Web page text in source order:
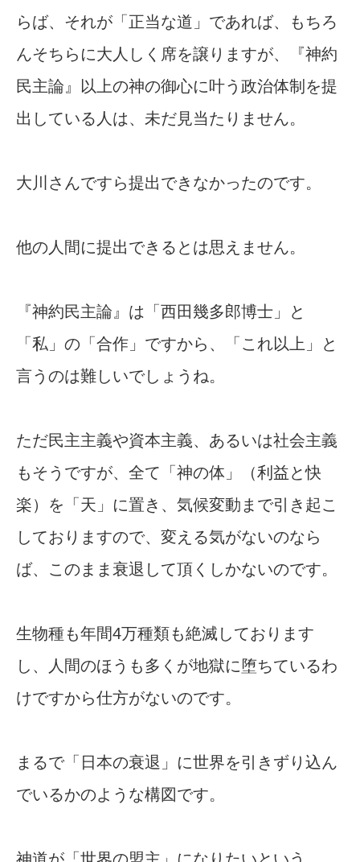
らば、それが「正当な道」であれば、もちろ
んそちらに大人しく席を譲りますが、『神約
民主論』以上の神の御心に叶う政治体制を提
出している人は、未だ見当たりません。
大川さんですら提出できなかったのです。
他の人間に提出できるとは思えません。
『神約民主論』は「西田幾多郎博士」と
「私」の「合作」ですから、「これ以上」と
言うのは難しいでしょうね。
ただ民主主義や資本主義、あるいは社会主義
もそうですが、全て「神の体」（利益と快
楽）を「天」に置き、気候変動まで引き起こ
しておりますので、変える気がないのなら
ば、このまま衰退して頂くしかないのです。
生物種も年間4万種類も絶滅しております
し、人間のほうも多くが地獄に堕ちているわ
けですから仕方がないのです。
まるで「日本の衰退」に世界を引きずり込ん
でいるかのような構図です。